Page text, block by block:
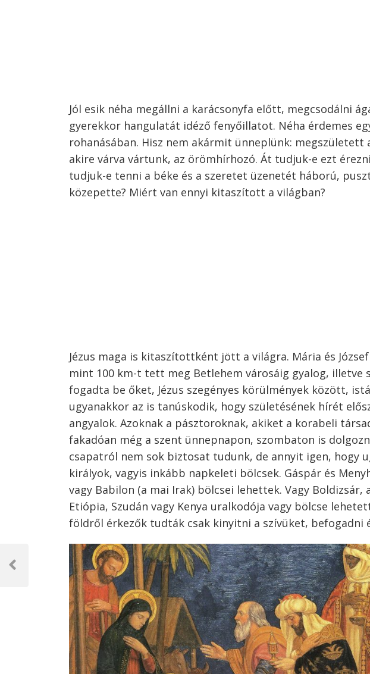
Jól esik néha megállni a karácsonyfa előtt, megcsodálni
gyerekkor hangulatát idéző fenyőillatot. Néha érdemes
rohanásában. Hisz nem akármit ünneplünk:
akire várva vártunk, az örömhírhozó. Át tudjuk-e ezt
tudjuk-e tenni a béke és a szeretet üzenetét háború,
közepette? Miért van ennyi kitaszított a világban?
Jézus maga is kitaszítottként jött a világra. Mária és
mint 100 km-t tett meg Betlehem városáig gyalog, illetve
fogadta be őket, Jézus szegényes körülmények között,
ugyanakkor az is tanúskodik, hogy születésének hírét
angyalok. Azoknak a pásztoroknak, akiket a korabeli
fakadóan még a szent ünnepnapon, szombaton is
csapatról nem sok biztosat tudunk, de annyit igen, hogy
királyok, vagyis inkább napkeleti bölcsek. Gáspár és
vagy Babilon (a mai Irak) bölcsei lehettek. Vagy
Etiópia, Szudán vagy Kenya uralkodója vagy bölcse
földről érkezők tudták csak kinyitni a szívüket, befogadni
navigáció
Previous